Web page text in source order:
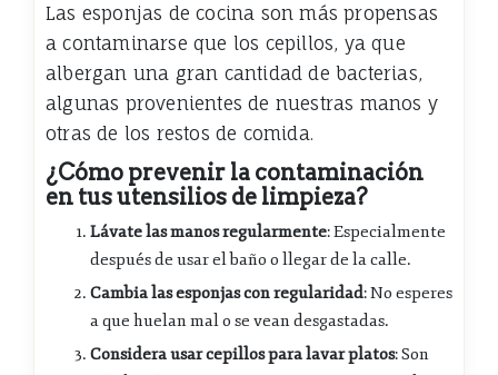
Las esponjas de cocina son más propensas
a contaminarse que los cepillos, ya que
albergan una gran cantidad de bacterias,
algunas provenientes de nuestras manos y
otras de los restos de comida.
¿Cómo prevenir la contaminación
en tus utensilios de limpieza?
Lávate las manos regularmente: Especialmente
después de usar el baño o llegar de la calle.
Cambia las esponjas con regularidad: No esperes
a que huelan mal o se vean desgastadas.
Considera usar cepillos para lavar platos: Son